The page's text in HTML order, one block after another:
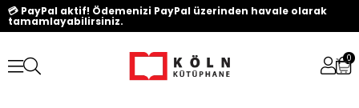
💳 PayPal aktif! Ödemenizi PayPal üzerinden havale olarak
tamamlayabilirsiniz.
0